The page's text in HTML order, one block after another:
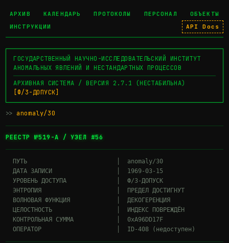
АРХИВ КАЛЕНДАРЬ ПРОТОКОЛЫ ПЕРСОНАЛ
ОБЪЕКТЫ
ИНСТРУКЦИИ
API Docs
ГОСУДАРСТВЕННЫЙ НАУЧНО-ИССЛЕДОВАТЕЛЬСКИЙ ИНСТИТУТ
АНОМАЛЬНЫХ ЯВЛЕНИЙ И НЕСТАНДАРТНЫХ ПРОЦЕССОВ
АРХИВНАЯ СИСТЕМА / ВЕРСИЯ 2.7.1 (НЕСТАБИЛЬНА)
[Ф/3-ДОПУСК]
>> anomaly/30
РЕЕСТР №519-А / УЗЕЛ #56
  ПУТЬ                         │  anomaly/30
  ДАТА ЗАПИСИ                  │  1969-03-15
  УРОВЕНЬ ДОСТУПА              │  Ф/3-ДОПУСК
  ЭНТРОПИЯ                     │  ПРЕДЕЛ ДОСТИГНУТ
  ВОЛНОВАЯ ФУНКЦИЯ             │  ДЕКОГЕРЕНЦИЯ
  ЦЕЛОСТНОСТЬ                  │  ИНДЕКС ПОВРЕЖДЁН
  КОНТРОЛЬНАЯ СУММА            │  0xA96DD17F